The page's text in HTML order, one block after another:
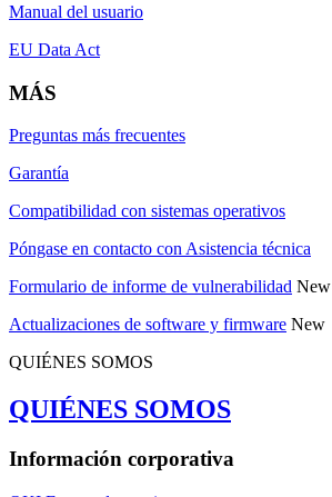
Manual del usuario
EU Data Act
MÁS
Preguntas más frecuentes
Garantía
Compatibilidad con sistemas operativos
Póngase en contacto con Asistencia técnica
Formulario de informe de vulnerabilidad New
Actualizaciones de software y firmware New
QUIÉNES SOMOS
QUIÉNES SOMOS
Información corporativa